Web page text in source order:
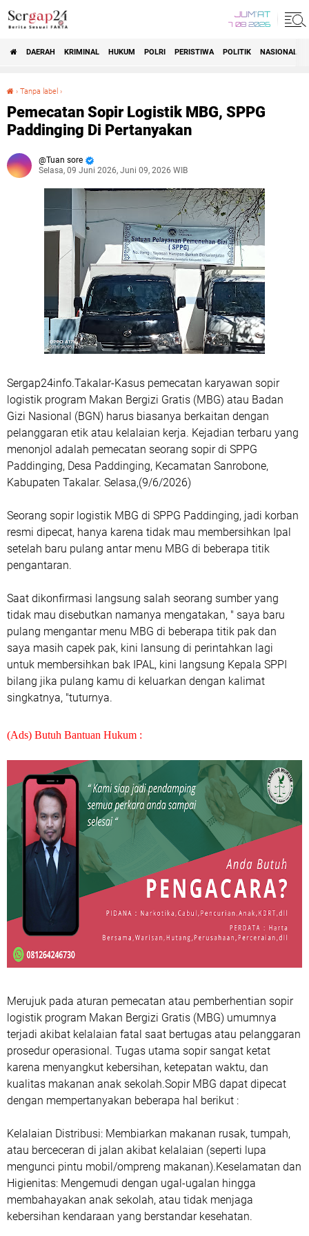
JUM'AT
7 08 2026
DAERAH KRIMINAL HUKUM POLRI PERISTIWA POLITIK NASIONAL
› Tanpa label ›
Pemecatan Sopir Logistik MBG, SPPG
Paddinging Di Pertanyakan
Tuan sore
Selasa, 09 Juni 2026, Juni 09, 2026 WIB
Sergap24info.Takalar-Kasus pemecatan karyawan sopir
logistik program Makan Bergizi Gratis (MBG) atau Badan
Gizi Nasional (BGN) harus biasanya berkaitan dengan
pelanggaran etik atau kelalaian kerja. Kejadian terbaru yang
menonjol adalah pemecatan seorang sopir di SPPG
Paddinging, Desa Paddinging, Kecamatan Sanrobone,
Kabupaten Takalar. Selasa,(9/6/2026)
Seorang sopir logistik MBG di SPPG Paddinging, jadi korban
resmi dipecat, hanya karena tidak mau membersihkan Ipal
setelah baru pulang antar menu MBG di beberapa titik
pengantaran.
Saat dikonfirmasi langsung salah seorang sumber yang
tidak mau disebutkan namanya mengatakan, " saya baru
pulang mengantar menu MBG di beberapa titik pak dan
saya masih capek pak, kini lansung di perintahkan lagi
untuk membersihkan bak IPAL, kini langsung Kepala SPPI
bilang jika pulang kamu di keluarkan dengan kalimat
singkatnya, "tuturnya.
(Ads) Butuh Bantuan Hukum :
Merujuk pada aturan pemecatan atau pemberhentian sopir
logistik program Makan Bergizi Gratis (MBG) umumnya
terjadi akibat kelalaian fatal saat bertugas atau pelanggaran
prosedur operasional. Tugas utama sopir sangat ketat
karena menyangkut kebersihan, ketepatan waktu, dan
kualitas makanan anak sekolah.Sopir MBG dapat dipecat
dengan mempertanyakan beberapa hal berikut :
Kelalaian Distribusi: Membiarkan makanan rusak, tumpah,
atau berceceran di jalan akibat kelalaian (seperti lupa
mengunci pintu mobil/ompreng makanan).Keselamatan dan
Higienitas: Mengemudi dengan ugal-ugalan hingga
membahayakan anak sekolah, atau tidak menjaga
kebersihan kendaraan yang berstandar kesehatan.